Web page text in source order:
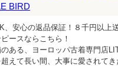
BIRD
、安心の返品保証！８千円以上
ースならこちら！
ある、ヨーロッパ古着専門店
えて長い間、大事に愛されて